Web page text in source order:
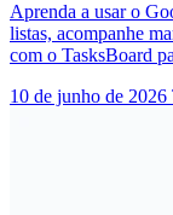
Aprenda a usar o
listas, acompanhe
com o TasksBoard
10 de junho de 2026